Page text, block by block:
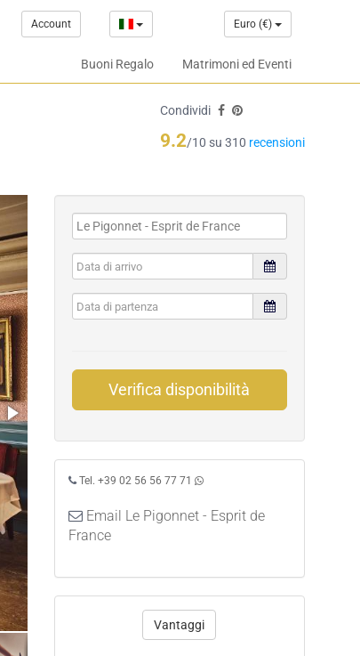
Account Euro (€)
Buoni Regalo Matrimoni ed Eventi
Condividi
9.2/10 su 310 recensioni
Verifica disponibilità
Tel. +39 02 56 56 77 71
Email Le Pigonnet - Esprit de
France
Vantaggi